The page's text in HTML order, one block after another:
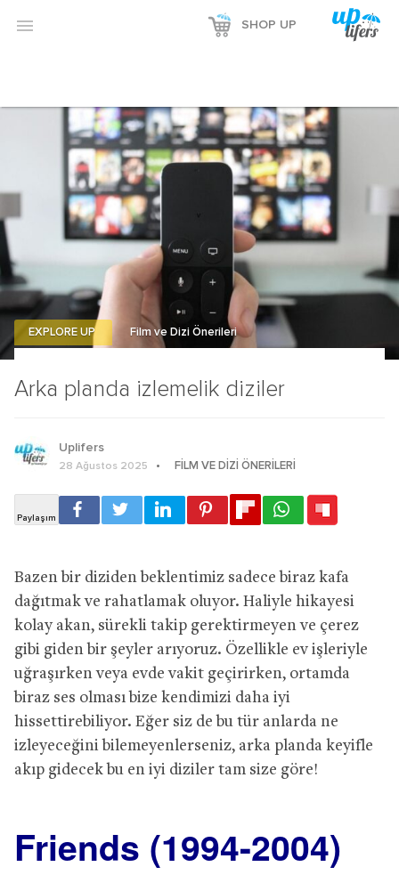
Reklamı Göster
Reklamı Gizle
 SHOP UP
Arka planda izlemelik diziler
EXPLORE UP Film ve Dizi Önerileri
Uplifers
28 Ağustos 2025 FILM VE DIZI ÖNERILERI
Bazen bir diziden beklentimiz sadece biraz kafa
dağıtmak ve rahatlamak oluyor. Haliyle hikayesi
kolay akan, sürekli takip gerektirmeyen ve çerez
gibi giden bir şeyler arıyoruz. Özellikle ev işleriyle
uğraşırken veya evde vakit geçirirken, ortamda
biraz ses olması bize kendimizi daha iyi
hissettirebiliyor. Eğer siz de bu tür anlarda ne
izleyeceğini bilemeyenlerseniz, arka planda keyifle
akıp gidecek bu en iyi diziler tam size göre!
Friends (1994-2004)